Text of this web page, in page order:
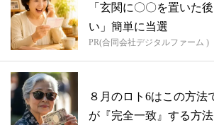
「玄関に〇〇を置いた
い」簡単に当選
PR(合同会社デジタルファーム )
８月のロト6はこの方法
が『完全一致』する方法